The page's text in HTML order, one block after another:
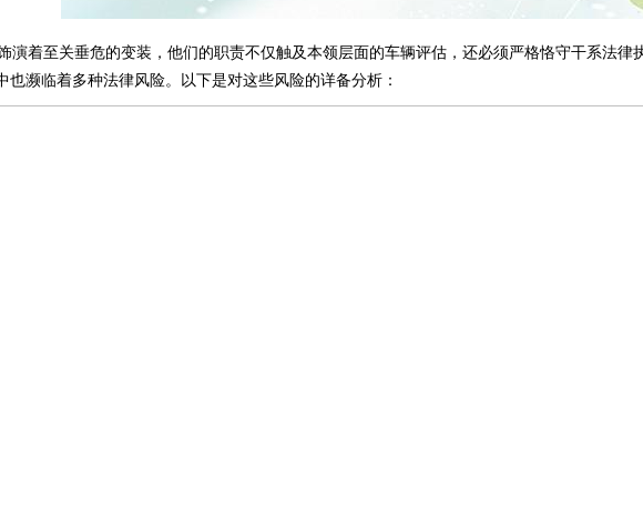
演着至关垂危的变装，他们的职责不仅触及本领层面的车辆评估，还必须严格恪守干系法
濒临着多种法律风险。以下是对这些风险的详备分析：